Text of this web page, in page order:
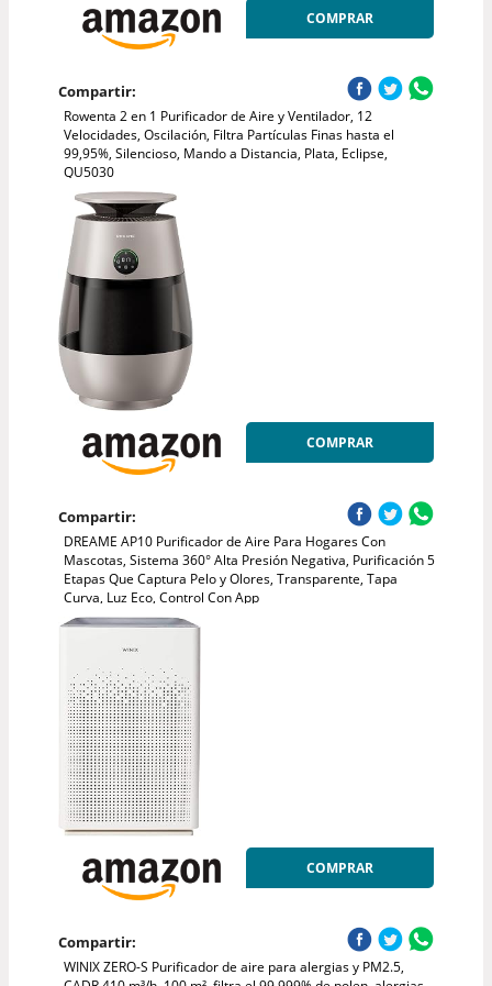
COMPRAR
Compartir:
Rowenta 2 en 1 Purificador de Aire y Ventilador, 12
Velocidades, Oscilación, Filtra Partículas Finas hasta el
99,95%, Silencioso, Mando a Distancia, Plata, Eclipse,
QU5030
COMPRAR
Compartir:
DREAME AP10 Purificador de Aire Para Hogares Con
Mascotas, Sistema 360° Alta Presión Negativa, Purificación 5
Etapas Que Captura Pelo y Olores, Transparente, Tapa
Curva, Luz Eco, Control Con App
COMPRAR
Compartir:
WINIX ZERO-S Purificador de aire para alergias y PM2.5,